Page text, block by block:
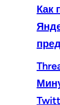
Как